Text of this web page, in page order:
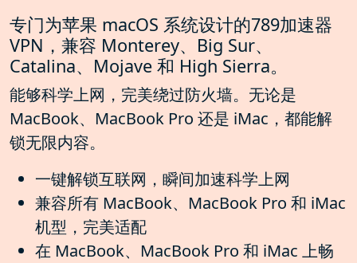
专门为苹果 macOS 系统设计的789加速器
VPN，兼容 Monterey、Big Sur、
Catalina、Mojave 和 High Sierra。
能够科学上网，完美绕过防火墙。无论是
MacBook、MacBook Pro 还是 iMac，都能解
锁无限内容。
一键解锁互联网，瞬间加速科学上网
兼容所有 MacBook、MacBook Pro 和 iMac
机型，完美适配
在 MacBook、MacBook Pro 和 iMac 上畅